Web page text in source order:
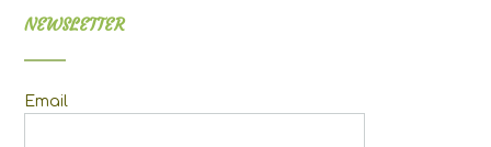
NEWSLETTER
Email